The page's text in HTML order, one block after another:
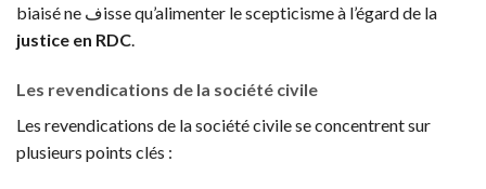
biaisé ne فisse qu’alimenter le scepticisme à l’égard de la
justice en RDC.
Les revendications de la société civile
Les revendications de la société civile se concentrent sur
plusieurs points clés :